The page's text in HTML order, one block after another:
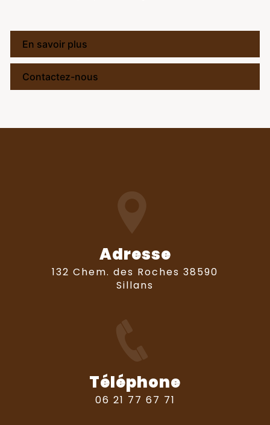
En savoir plus
Contactez-nous
Adresse
132 Chem. des Roches 38590
Sillans
Téléphone
06 21 77 67 71